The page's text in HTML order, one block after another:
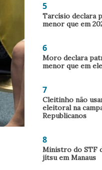
5
Tarcísio declara
menor que em
6
Moro declara
menor que em
7
Cleitinho não
eleitoral na
Republicanos
8
Ministro do STF
jítsu em Manaus